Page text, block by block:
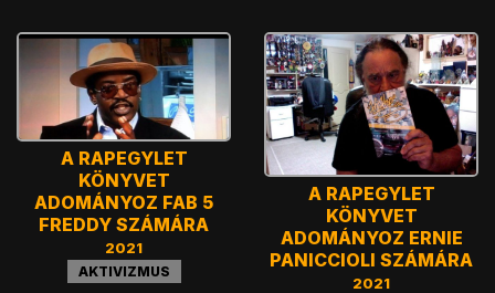
A RAPEGYLET
KÖNYVET
ADOMÁNYOZ FAB 5
FREDDY SZÁMÁRA
2021
AKTIVIZMUS
A RAPEGYLET
KÖNYVET
ADOMÁNYOZ ERNIE
PANICCIOLI SZÁMÁRA
2021